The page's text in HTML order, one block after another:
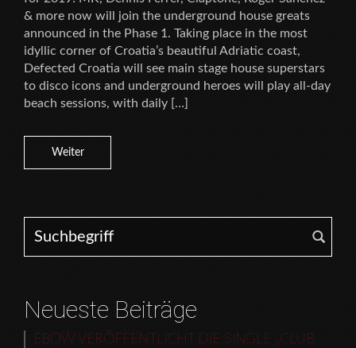
& more now will join the underground house greats
announced in the Phase 1. Taking place in the most
idyllic corner of Croatia’s beautiful Adriatic coast,
Defected Croatia will see main stage house superstars
to disco icons and underground heroes will play all-day
beach sessions, with daily […]
Weiter
Search for:
Neueste Beiträge
EBOW VERÖFFENTLICHT DIE SINGLE „CLUB